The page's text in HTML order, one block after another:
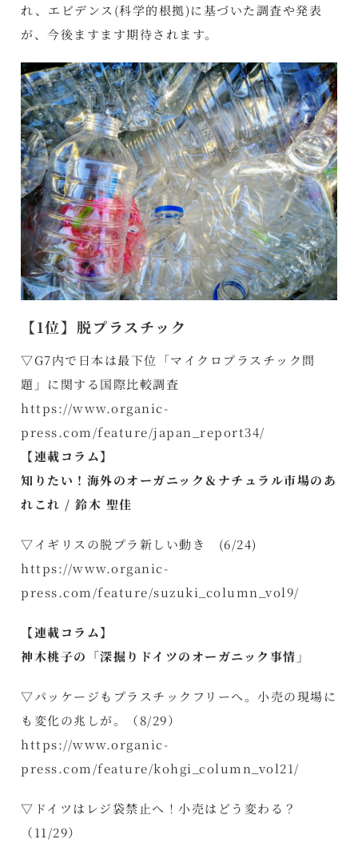
れ、エビデンス(科学的根拠)に基づいた調査や発表
が、今後ますます期待されます。
【1位】脱プラスチック
▽G7内で日本は最下位「マイクロプラスチック問
題」に関する国際比較調査
https://www.organic-
press.com/feature/japan_report34/
【連載コラム】
知りたい！海外のオーガニック＆ナチュラル市場のあ
れこれ / 鈴木 聖佳
▽イギリスの脱プラ新しい動き (6/24)
https://www.organic-
press.com/feature/suzuki_column_vol9/
【連載コラム】
神木桃子の「深掘りドイツのオーガニック事情」
▽パッケージもプラスチックフリーへ。小売の現場に
も変化の兆しが。（8/29）
https://www.organic-
press.com/feature/kohgi_column_vol21/
▽ドイツはレジ袋禁止へ！小売はどう変わる？
（11/29）